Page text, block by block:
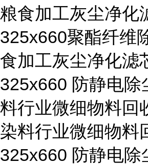
粮食加工灰尘净化
325x660聚酯纤维
食加工灰尘净化滤
325x660 防静电除
料行业微细物料回
染料行业微细物料
325x660 防静电除